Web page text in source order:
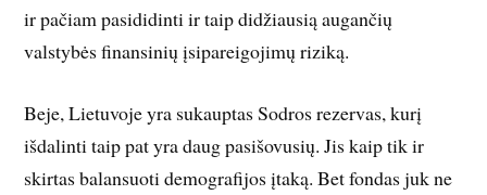
ir pačiam pasididinti ir taip didžiausią augančių
valstybės finansinių įsipareigojimų riziką.
Beje, Lietuvoje yra sukauptas Sodros rezervas, kurį
išdalinti taip pat yra daug pasišovusių. Jis kaip tik ir
skirtas balansuoti demografijos įtaką. Bet fondas juk ne